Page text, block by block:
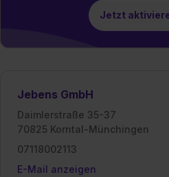
Jetzt
Jebens GmbH
Daimlerstraße 35-37
70825 Korntal-Münchingen
07118002113
E-Mail anzeigen